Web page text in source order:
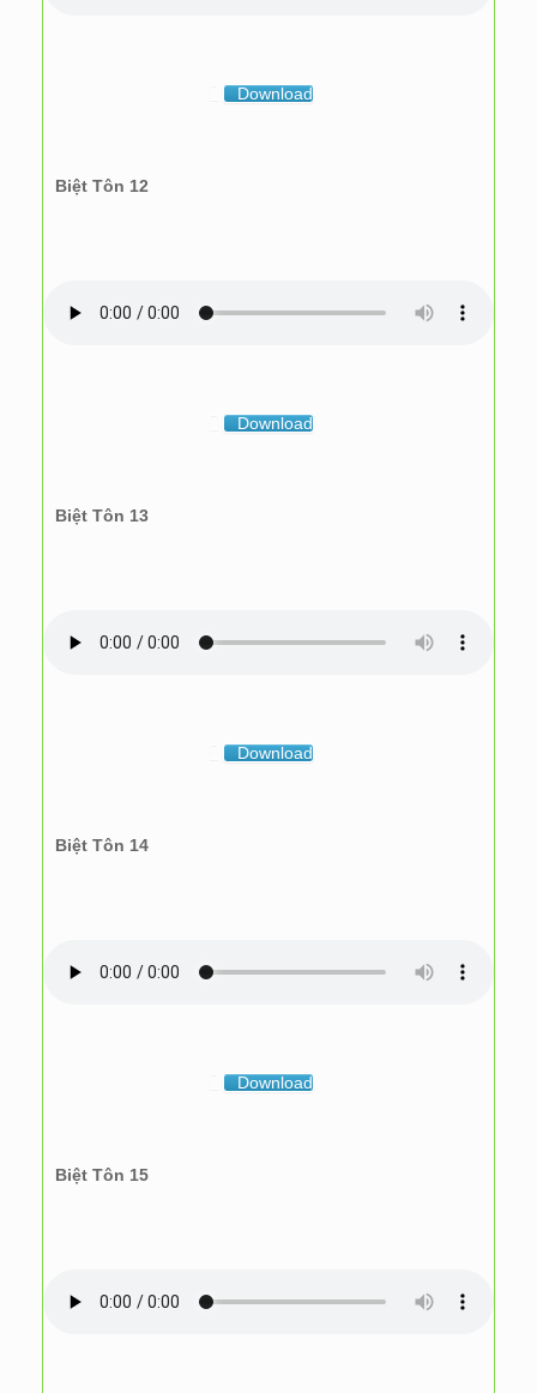
Download
Biệt Tôn 12
Download
Biệt Tôn 13
Download
Biệt Tôn 14
Download
Biệt Tôn 15